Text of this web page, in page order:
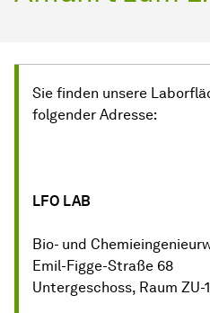
Sie finden unsere
folgender Adresse:
LFO LAB
Bio- und
Emil-Figge-Straße 68
Untergeschoss, Raum ZU-